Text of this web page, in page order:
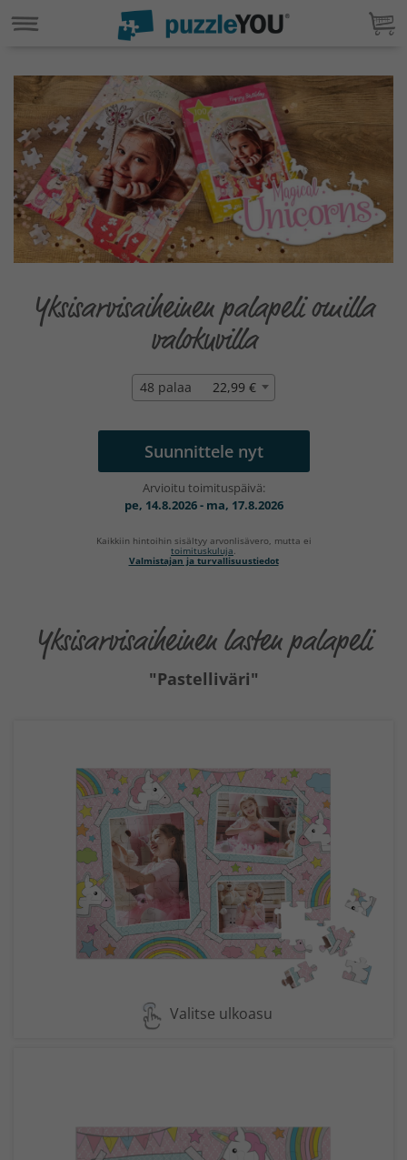
Yksisarvisaiheinen palapeli omilla
valokuvilla
48 palaa 22,99 €
Suunnittele nyt
Arvioitu toimituspäivä:
pe, 14.8.2026 - ma, 17.8.2026
Kaikkiin hintoihin sisältyy arvonlisävero, mutta ei
toimituskuluja
Valmistajan ja turvallisuustiedot
Yksisarvisaiheinen lasten palapeli
"Pastelliväri"
Valitse ulkoasu